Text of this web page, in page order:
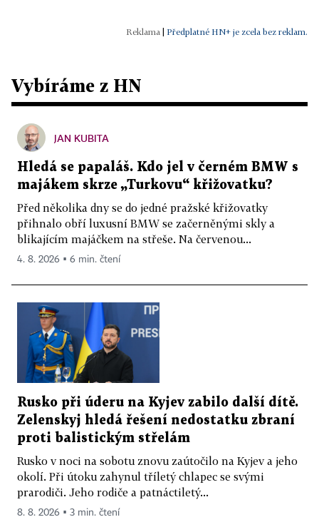
Předplatné HN+ je zcela bez reklam.
Vybíráme z HN
JAN KUBITA
Hledá se papaláš. Kdo jel v černém BMW s
majákem skrze „Turkovu“ křižovatku?
Před několika dny se do jedné pražské křižovatky
přihnalo obří luxusní BMW se začerněnými skly a
blikajícím majáčkem na střeše. Na červenou...
4. 8. 2026 ▪ 6 min. čtení
Rusko při úderu na Kyjev zabilo další dítě.
Zelenskyj hledá řešení nedostatku zbraní
proti balistickým střelám
Rusko v noci na sobotu znovu zaútočilo na Kyjev a jeho
okolí. Při útoku zahynul tříletý chlapec se svými
prarodiči. Jeho rodiče a patnáctiletý...
8. 8. 2026 ▪ 3 min. čtení